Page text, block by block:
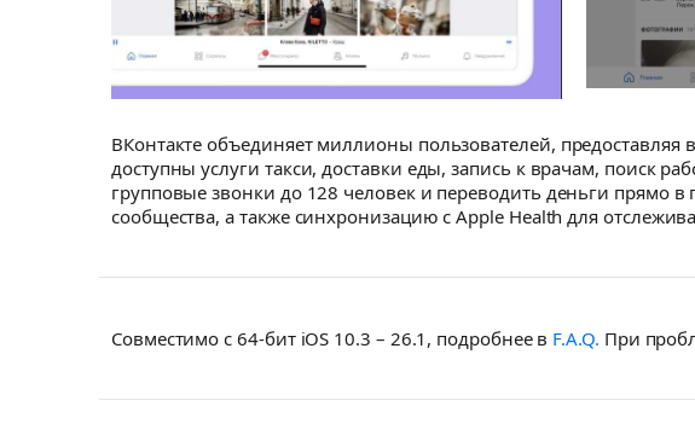
ВКонтакте объединяет миллионы пользователей,
доступны услуги такси, доставки еды, запись к врачам, поиск
групповые звонки до 128 человек и переводить деньги прямо
сообщества, а также синхронизацию с Apple Health для
Совместимо с 64-бит iOS 10.3 – 26.1, подробнее в F.A.Q. При